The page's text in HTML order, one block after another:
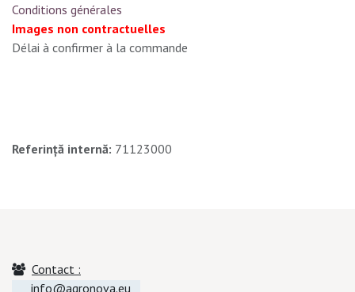
Conditions générales
Images non contractuelles
Délai à confirmer à la commande
Referință internă: 71123000
Contact :
info@agronova.eu